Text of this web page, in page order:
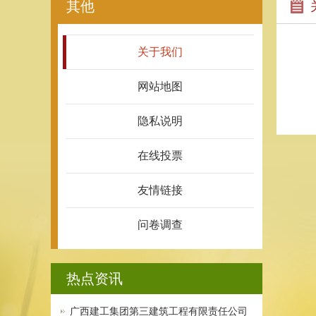
其他
关于我们
网站地图
隐私说明
在线投票
友情链接
问卷调查
热点资讯
广西建工集团第三建筑工程有限责任公司